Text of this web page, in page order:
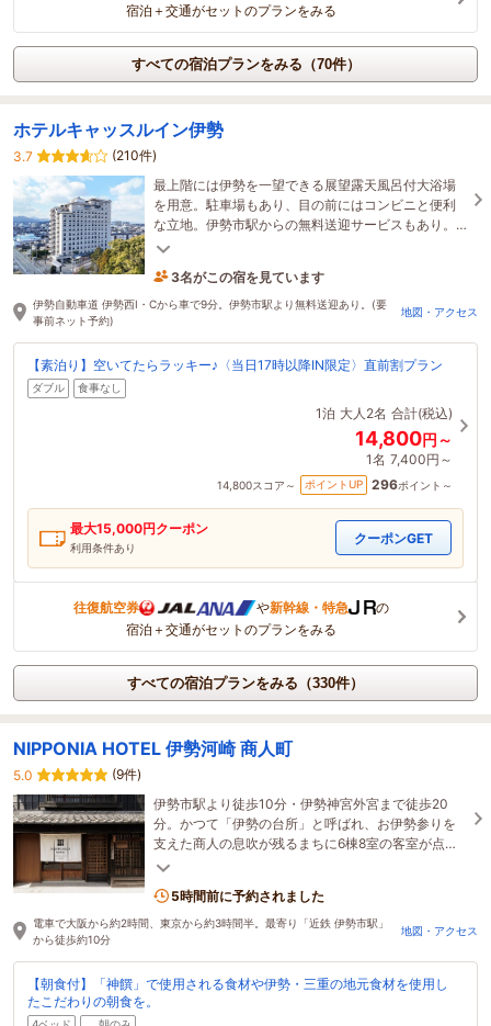
宿泊＋交通がセットのプランをみる
すべての宿泊プランをみる（70件）
ホテルキャッスルイン伊勢
3.7
(210件)
最上階には伊勢を一望できる展望露天風呂付大浴場
を用意。駐車場もあり、目の前にはコンビニと便利
な立地。伊勢市駅からの無料送迎サービスもあり。
(ご予約はホテル公式サイトからネット予約にて)
3名がこの宿を見ています
1時間前に予約されました
伊勢自動車道 伊勢西I・Cから車で9分。伊勢市駅より無料送迎あり。(要
事前ネット予約)
地図・アクセス
【素泊り】空いてたらラッキー♪〈当日17時以降IN限定〉直前割プラン
ダブル 食事なし
1泊 大人2名 合計(税込)
14,800円～
1名 7,400円～
14,800スコア～ ポイントUP 296ポイント～
最大15,000円クーポン
利用条件あり
クーポンGET
往復航空券 や新幹線・特急
の
宿泊＋交通がセットのプランをみる
すべての宿泊プランをみる（330件）
NIPPONIA HOTEL 伊勢河崎 商人町
5.0
(9件)
伊勢市駅より徒歩10分・伊勢神宮外宮まで徒歩20
分。かつて「伊勢の台所」と呼ばれ、お伊勢参りを
支えた商人の息吹が残るまちに6棟8室の客室が点在
し、家族・グループ利用におすすめの一棟貸切部屋
5時間前に予約されました
電車で大阪から約2時間、東京から約3時間半。最寄り「近鉄 伊勢市駅」
から徒歩約10分
地図・アクセス
【朝食付】「神饌」で使用される食材や伊勢・三重の地元食材を使用し
たこだわりの朝食を。